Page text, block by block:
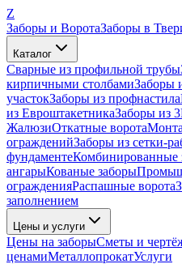
Z
Заборы и ВоротаЗаборы в
Каталог
Сварные из профильной трубы
кирпичными столбамиЗаборы
участокЗаборы из профнастила
из ЕвроштакетникаЗаборы из
ЖалюзиОткатные ворота
огражденийЗаборы из сетки-
фундаментеКомбинированные
ангарыКованые заборы
огражденияРаспашные ворота
заполнением
Цены и услуги
Цены на заборыСметы и
ценамиМеталлопрокатУслуги